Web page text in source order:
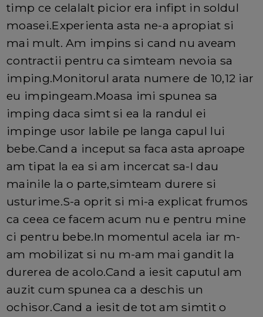
timp ce celalalt picior era infipt in soldul
moasei.Experienta asta ne-a apropiat si
mai mult. Am impins si cand nu aveam
contractii pentru ca simteam nevoia sa
imping.Monitorul arata numere de 10,12 iar
eu impingeam.Moasa imi spunea sa
imping daca simt si ea la randul ei
impinge usor labile pe langa capul lui
bebe.Cand a inceput sa faca asta aproape
am tipat la ea si am incercat sa-I dau
mainile la o parte,simteam durere si
usturime.S-a oprit si mi-a explicat frumos
ca ceea ce facem acum nu e pentru mine
ci pentru bebe.In momentul acela iar m-
am mobilizat si nu m-am mai gandit la
durerea de acolo.Cand a iesit caputul am
auzit cum spunea ca a deschis un
ochisor.Cand a iesit de tot am simtit o